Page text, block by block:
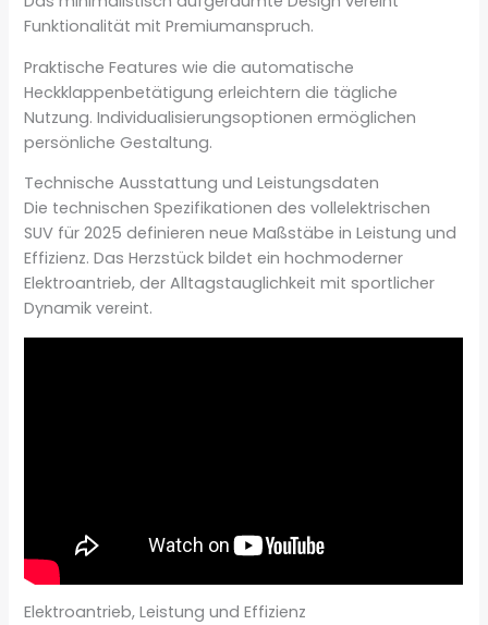
Funktionalität mit Premiumanspruch.
Praktische Features wie die automatische
Heckklappenbetätigung erleichtern die tägliche
Nutzung. Individualisierungsoptionen ermöglichen
persönliche Gestaltung.
Technische Ausstattung und Leistungsdaten
Die technischen Spezifikationen des vollelektrischen
SUV für 2025 definieren neue Maßstäbe in Leistung und
Effizienz. Das Herzstück bildet ein hochmoderner
Elektroantrieb, der Alltagstauglichkeit mit sportlicher
Dynamik vereint.
Elektroantrieb, Leistung und Effizienz